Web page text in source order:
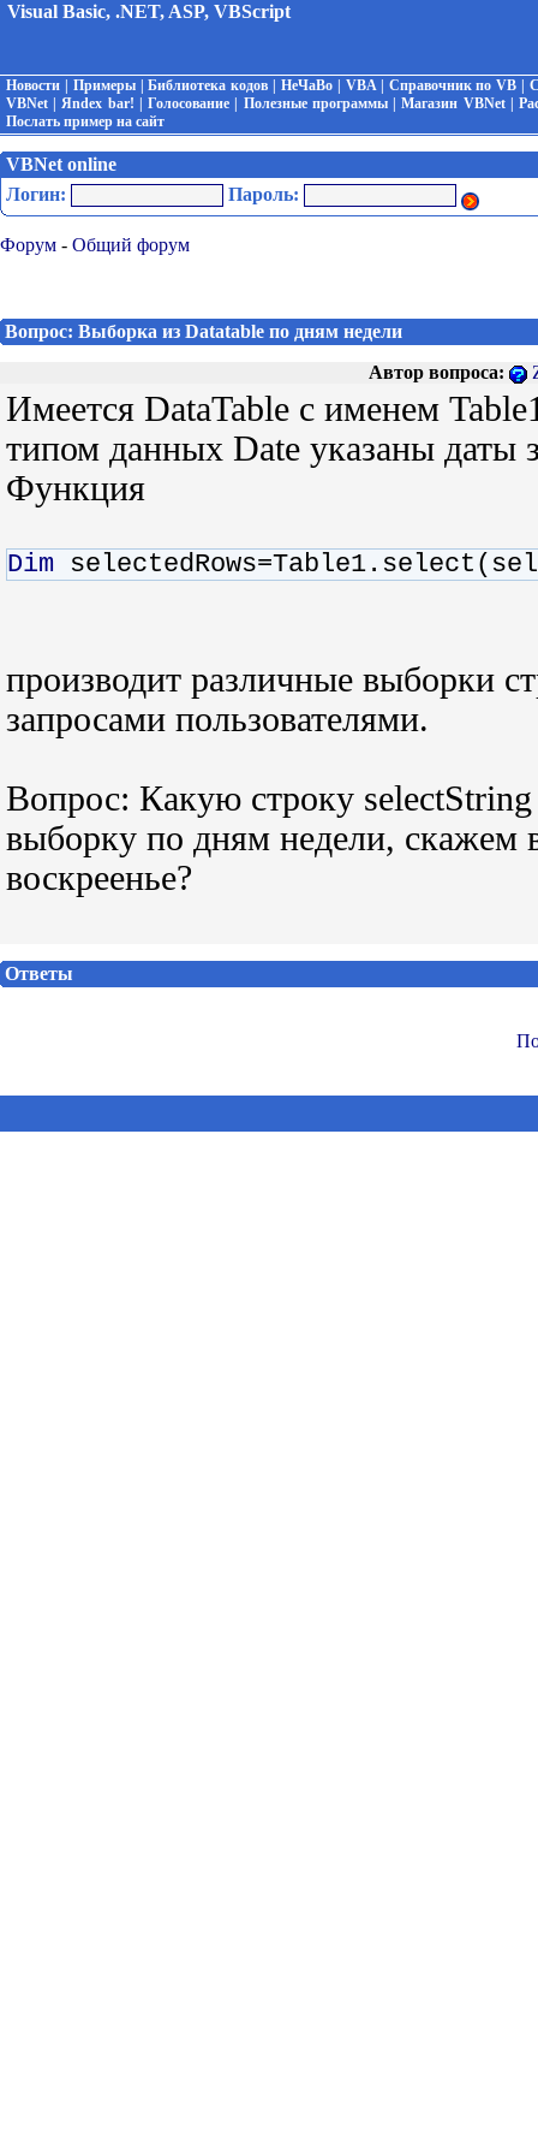
Visual Basic, .NET, ASP, VBScript
Новости Примеры|Библиотека кодов |НеЧаВо VBA| Справочник по VB |
VBNet |Яndex bar! |Голосование Полезные программы|Магазин VBNet|
Послать пример на сайт
VBNet online
Логин:
Пароль:
Форум - Общий форум
Вопрос: Выборка из Datatable по дням недели
Автор вопроса:
Имеется DataTable с именем
типом данных Date указаны даты
Функция
Dim
производит различные выборки
запросами пользователями.
Вопрос: Какую строку selectString
выборку по дням недели, скажем
воскреенье?
Ответы